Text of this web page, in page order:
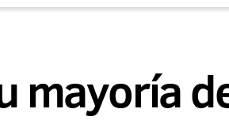
mayoría